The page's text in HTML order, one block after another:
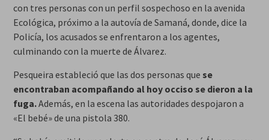
con tres personas con un perfil sospechoso en la avenida
Ecológica, próximo a la autovía de Samaná, donde, dice la
Policía, los acusados se enfrentaron a los agentes,
culminando con la muerte de Álvarez.
Pesqueira estableció que las dos personas que se
encontraban acompañando al hoy occiso se dieron a la
fuga.Además, en la escena las autoridades despojaron a
«El bebé» de una pistola 380.